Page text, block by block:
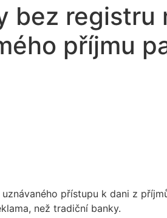
bez registru
příjmu
přístupu k dani z
než tradiční banky.